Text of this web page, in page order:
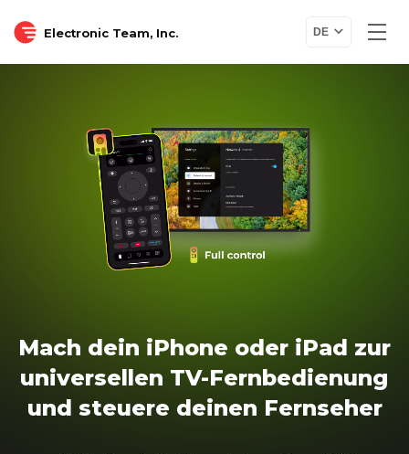
Electronic Team, Inc. DE
Mach dein iPhone oder iPad zur
universellen TV-Fernbedienung
und steuere deinen Fernseher